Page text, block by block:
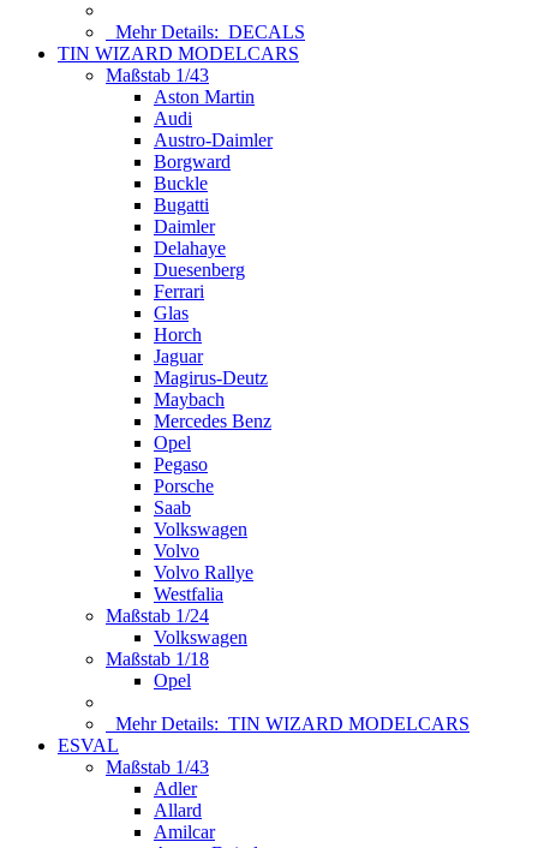
Mehr Details: DECALS
TIN WIZARD MODELCARS
Maßstab 1/43
Aston Martin
Audi
Austro-Daimler
Borgward
Buckle
Bugatti
Daimler
Delahaye
Duesenberg
Ferrari
Glas
Horch
Jaguar
Magirus-Deutz
Maybach
Mercedes Benz
Opel
Pegaso
Porsche
Saab
Volkswagen
Volvo
Volvo Rallye
Westfalia
Maßstab 1/24
Volkswagen
Maßstab 1/18
Opel
Mehr Details: TIN WIZARD MODELCARS
ESVAL
Maßstab 1/43
Adler
Allard
Amilcar